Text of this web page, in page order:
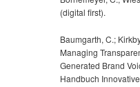
(digital first).
Baumgarth, C.;
Managing
Generated Brand
Handbuch